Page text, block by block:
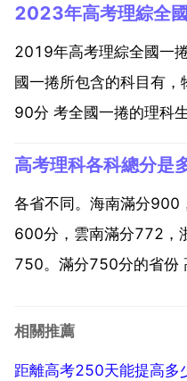
合，理科綜合 指物理 化
各科試卷滿分均為150分
2023年高考理綜全
2019年高考理綜全國一
國一捲所包含的科目有
90分 考全國一捲的理科
不計入高考總分。2019
少 2019年高考理科考語
各省不同。海南滿分900
600分，雲南滿分772，
750。滿分750分的省份
卷考試，外語聽力成績
相關推薦
距離高考250天能提高多